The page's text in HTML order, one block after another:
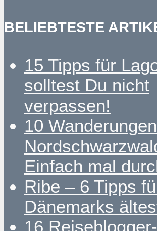
BELIEBTESTE
15 Tipps für
solltest Du nicht
verpassen!
10
Einfach mal
Ribe – 6 Tipps
Dänemarks
16